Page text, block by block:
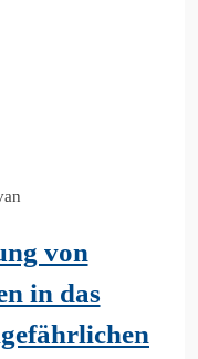
von
in das